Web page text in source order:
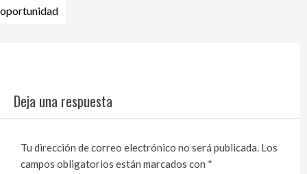
oportunidad
Deja una respuesta
Tu dirección de correo electrónico no será publicada. Los
campos obligatorios están marcados con *